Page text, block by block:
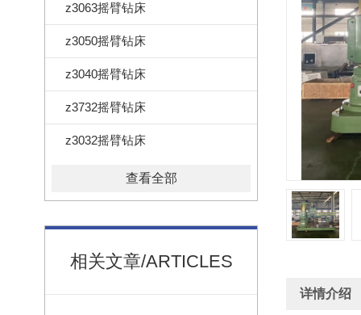
z3063摇臂钻床
z3050摇臂钻床
z3040摇臂钻床
z3732摇臂钻床
z3032摇臂钻床
查看全部
相关文章/ARTICLES
详情介绍